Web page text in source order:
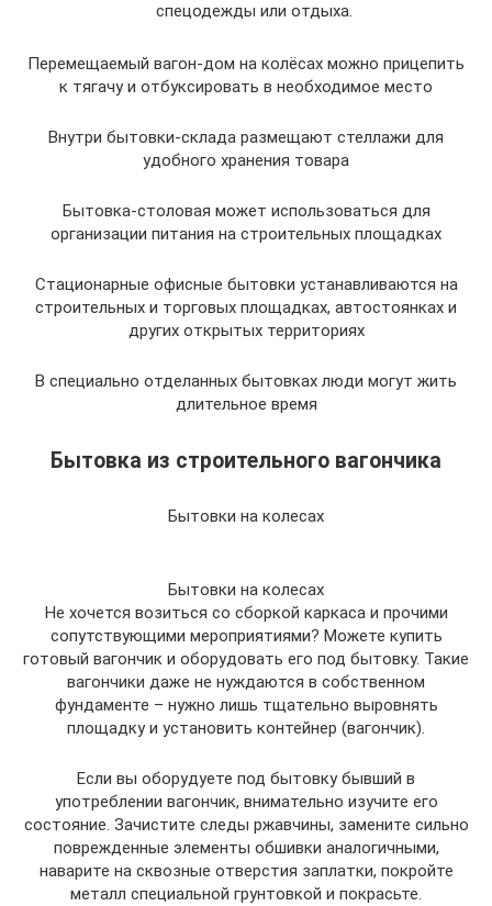
спецодежды или отдыха.
Перемещаемый вагон-дом на колёсах можно прицепить
к тягачу и отбуксировать в необходимое место
Внутри бытовки-склада размещают стеллажи для
удобного хранения товара
Бытовка-столовая может использоваться для
организации питания на строительных площадках
Стационарные офисные бытовки устанавливаются на
строительных и торговых площадках, автостоянках и
других открытых территориях
В специально отделанных бытовках люди могут жить
длительное время
Бытовка из строительного вагончика
Бытовки на колесах
Бытовки на колесах
Не хочется возиться со сборкой каркаса и прочими
сопутствующими мероприятиями? Можете купить
готовый вагончик и оборудовать его под бытовку. Такие
вагончики даже не нуждаются в собственном
фундаменте – нужно лишь тщательно выровнять
площадку и установить контейнер (вагончик).
Если вы оборудуете под бытовку бывший в
употреблении вагончик, внимательно изучите его
состояние. Зачистите следы ржавчины, замените сильно
поврежденные элементы обшивки аналогичными,
наварите на сквозные отверстия заплатки, покройте
металл специальной грунтовкой и покрасьте.